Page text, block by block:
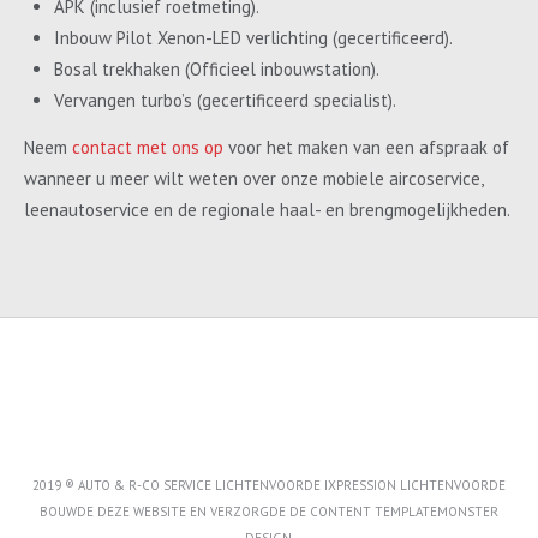
APK (inclusief roetmeting).
Inbouw Pilot Xenon-LED verlichting (gecertificeerd).
Bosal trekhaken (Officieel inbouwstation).
Vervangen turbo’s (gecertificeerd specialist).
Neem contact met ons op voor het maken van een afspraak of
wanneer u meer wilt weten over onze mobiele aircoservice,
leenautoservice en de regionale haal- en brengmogelijkheden.
2019 ® AUTO & R-CO SERVICE LICHTENVOORDE IXPRESSION LICHTENVOORDE
BOUWDE DEZE WEBSITE EN VERZORGDE DE CONTENT TEMPLATEMONSTER